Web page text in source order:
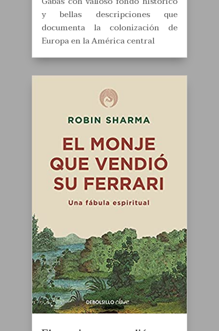
y bellas descripciones que
documenta la colonización de
Europa en la América central